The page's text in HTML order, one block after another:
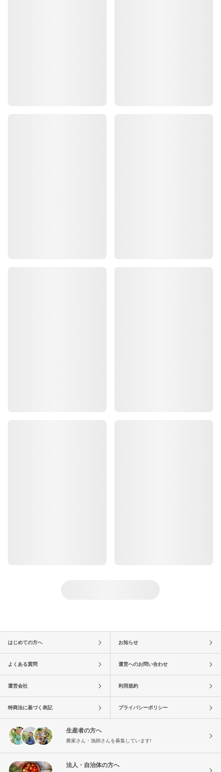
はじめての方へ お知らせ
よくある質問 運営へのお問い合わせ
運営会社 利用規約
特商法に基づく表記 プライバシーポリシー
生産者の方へ
農家さん・漁師さんを募集しています!
法人・自治体の方へ